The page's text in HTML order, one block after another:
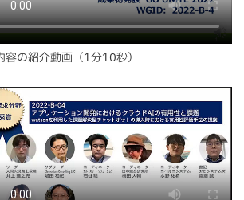
容の紹介動画（1分10秒）